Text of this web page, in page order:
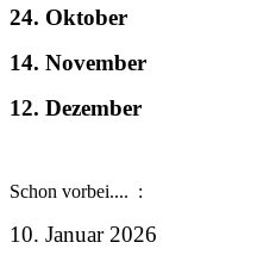
24. Oktober
14. November
12. Dezember
Schon vorbei.... :
10. Januar 2026